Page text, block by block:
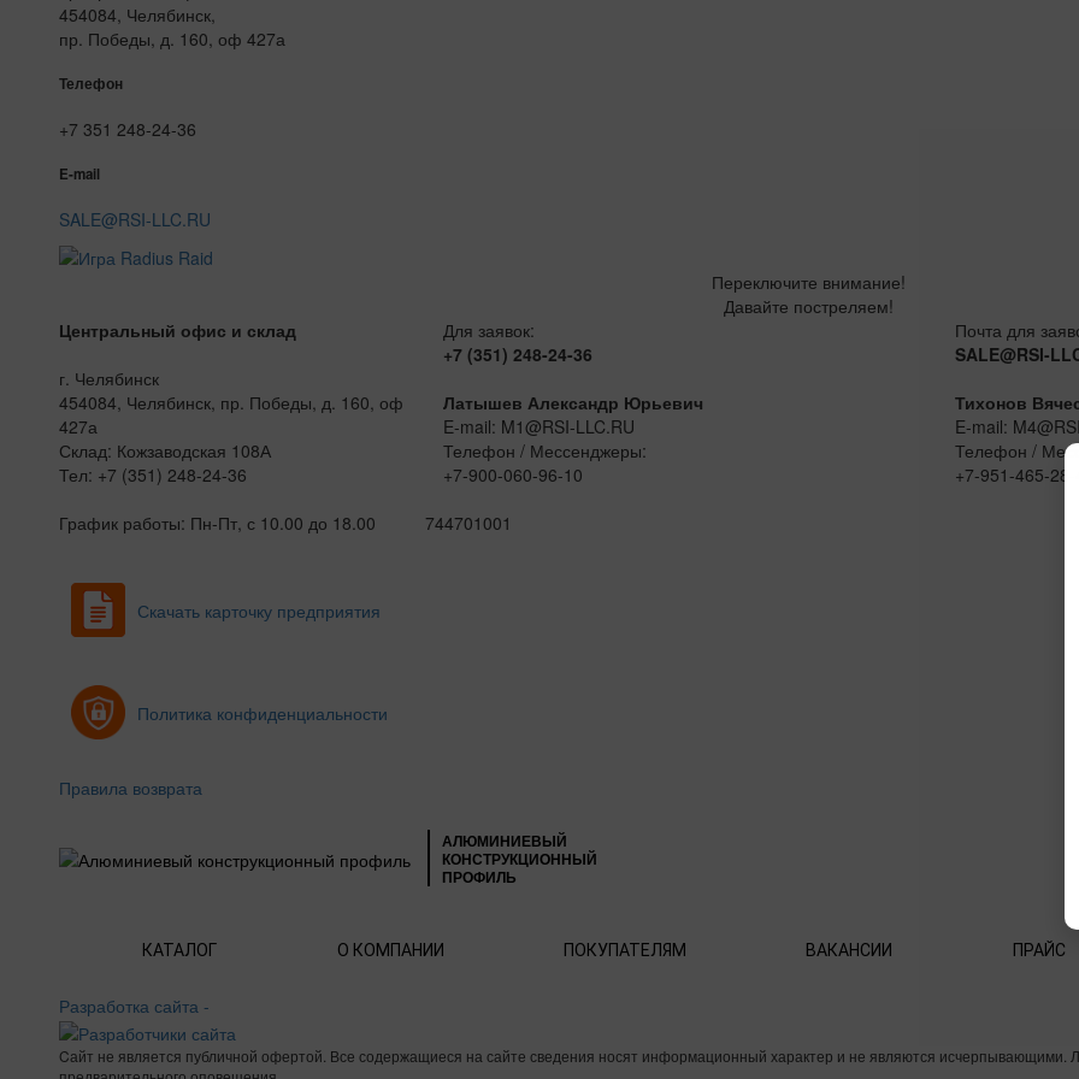
454084, Челябинск,
пр. Победы, д. 160, оф 427а
Телефон
+7 351 248-24-36
E-mail
SALE@RSI-LLC.RU
Переключите внимание!
Давайте постреляем!
Центральный офис и склад
г. Челябинск
454084, Челябинск, пр. Победы, д. 160, оф
427а
Склад: Кожзаводская 108А
Тел: +7 (351) 248-24-36
График работы: Пн-Пт, с 10.00 до 18.00
Для заявок:
+7 (351) 248-24-36
Латышев Александр Юрьевич
E-mail: M1@RSI-LLC.RU
Телефон / Мессенджеры:
+7-900-060-96-10
Почта для
SALE@RSI-
Тихонов
E-mail:
Телефон /
+7-951-465-28-
744701001
Скачать карточку предприятия
Политика конфиденциальности
Правила возврата
АЛЮМИНИЕВЫЙ
КОНСТРУКЦИОННЫЙ
ПРОФИЛЬ
КАТАЛОГ О КОМПАНИИ ПОКУПАТЕЛЯМ ВАКАНСИИ ПРАЙС
Разработка сайта -
Cайт не является публичной офертой. Все содержащиеся на сайте сведения носят информационный характер и не являются